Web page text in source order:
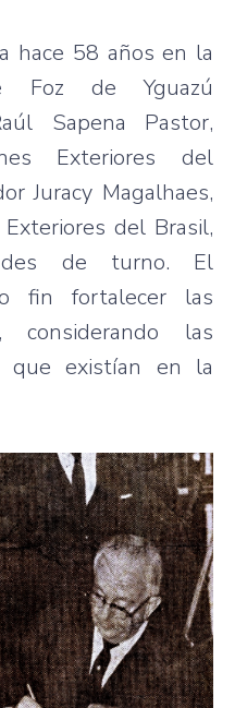
hace 58 años en la
Foz de Yguazú
Sapena Pastor,
Exteriores del
Juracy Magalhaes,
del Brasil,
de turno. El
fin fortalecer las
considerando las
que existían en la